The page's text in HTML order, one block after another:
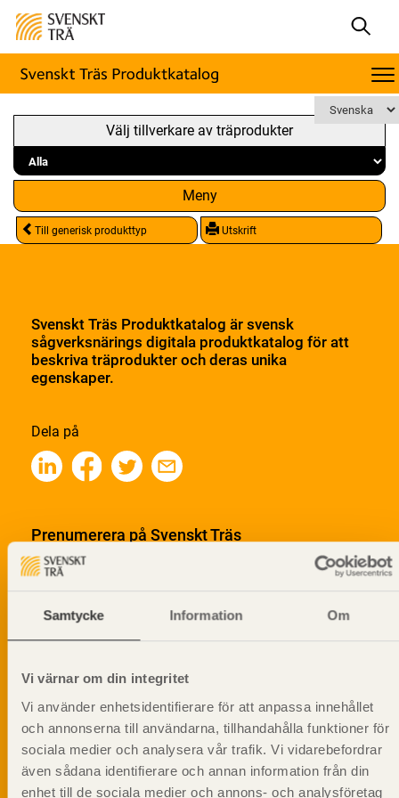
Samtycke Information Om
Vi värnar om din integritet
Vi använder enhetsidentifierare för att anpassa innehållet
och annonserna till användarna, tillhandahålla funktioner för
sociala medier och analysera vår trafik. Vi vidarebefordrar
även sådana identifierare och annan information från din
enhet till de sociala medier och annons- och analysföretag
Välj tillverkare av träprodukter
Meny
Till generisk produkttyp Utskrift
Svenskt Träs Produktkatalog är svensk
sågverksnärings digitala produktkatalog för att
beskriva träprodukter och deras unika
egenskaper.
Dela på
Prenumerera på Svenskt Träs
informationsutskick!